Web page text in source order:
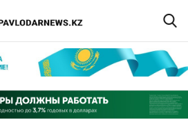
Регистрация